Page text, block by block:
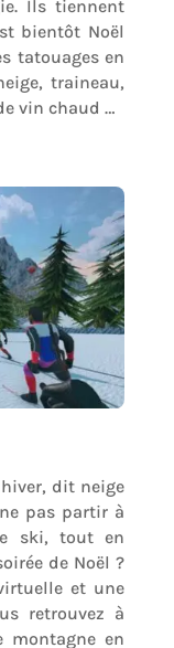
Ils tiennent
bientôt Noël
tatouages en
traineau,
vin chaud …
dit neige
pas partir à
ski, tout en
de Noël ?
et une
retrouvez à
montagne en